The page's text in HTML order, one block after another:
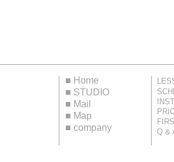
■ Home
■ STUDIO
■ Mail
■ Map
■ company
Q &